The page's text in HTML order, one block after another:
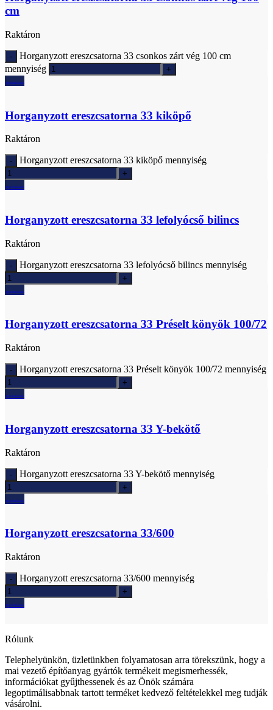
cm
Raktáron
Horganyzott ereszcsatorna 33 csonkos zárt vég 100 cm
mennyiség
Ajánlatkérés
Horganyzott ereszcsatorna 33 kiköpő
Raktáron
Horganyzott ereszcsatorna 33 kiköpő mennyiség
Ajánlatkérés
Horganyzott ereszcsatorna 33 lefolyócső bilincs
Raktáron
Horganyzott ereszcsatorna 33 lefolyócső bilincs mennyiség
Ajánlatkérés
Horganyzott ereszcsatorna 33 Préselt könyök 100/72
Raktáron
Horganyzott ereszcsatorna 33 Préselt könyök 100/72 mennyiség
Ajánlatkérés
Horganyzott ereszcsatorna 33 Y-bekötő
Raktáron
Horganyzott ereszcsatorna 33 Y-bekötő mennyiség
Ajánlatkérés
Horganyzott ereszcsatorna 33/600
Raktáron
Horganyzott ereszcsatorna 33/600 mennyiség
Ajánlatkérés
Rólunk
Telephelyünkön, üzletünkben folyamatosan arra törekszünk, hogy a
mai vezető építőanyag gyártók termékeit megismerhessék,
információkat gyűjthessenek és az Önök számára
legoptimálisabbnak tartott terméket kedvező feltételekkel meg tudják
vásárolni.